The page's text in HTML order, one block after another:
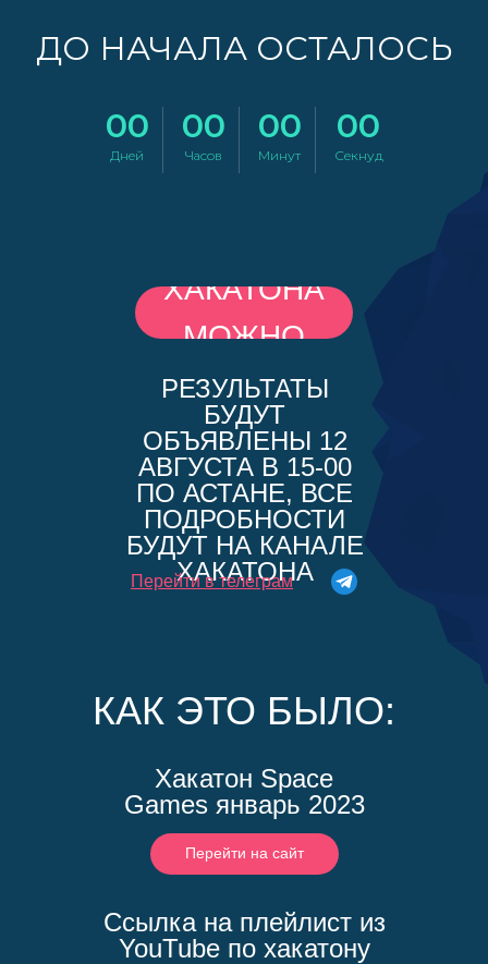
ДО НАЧАЛА ОСТАЛОСЬ
00
Дней
00
Часов
00
Минут
00
Секнуд
ХАКАТОНА
МОЖНО
ПОСМОТРЕТЬ
ТУТ
РЕЗУЛЬТАТЫ
БУДУТ
ОБЪЯВЛЕНЫ 12
АВГУСТА В 15-00
ПО АСТАНЕ, ВСЕ
ПОДРОБНОСТИ
БУДУТ НА КАНАЛЕ
ХАКАТОНА
Перейти в телеграм
Хакатон Space
Games январь 2023
Перейти на сайт
КАК ЭТО БЫЛО:
Ссылка на плейлист из
YouTube по хакатону